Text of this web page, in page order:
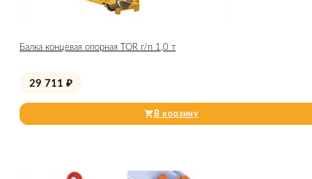
Балка концевая опорная TOR г/п 1,0 т
29 711 ₽
В корзину